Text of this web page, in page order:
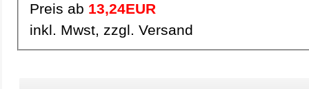
Preis ab 13,24EUR
inkl. Mwst, zzgl. Versand